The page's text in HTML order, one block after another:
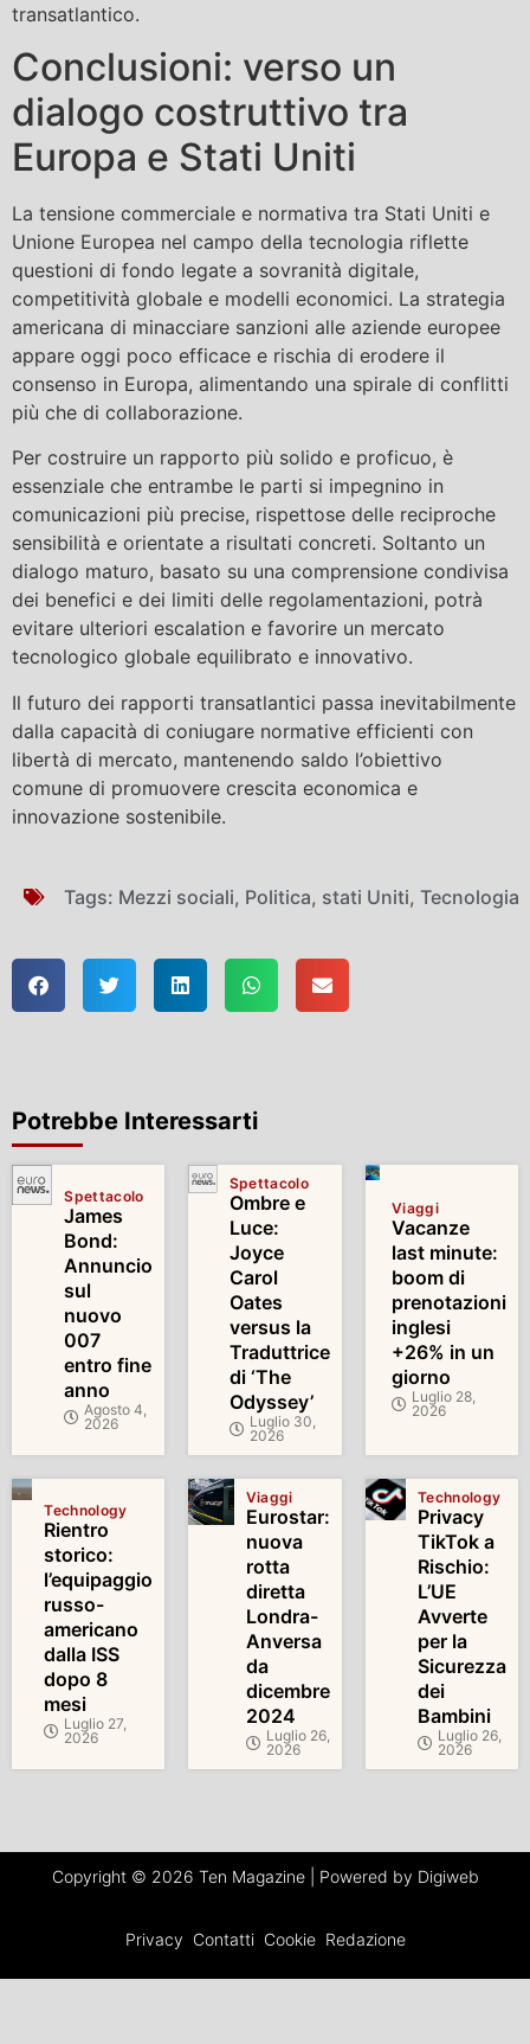
transatlantico.
Conclusioni: verso un
dialogo costruttivo tra
Europa e Stati Uniti
La tensione commerciale e normativa tra Stati Uniti e
Unione Europea nel campo della tecnologia riflette
questioni di fondo legate a sovranità digitale,
competitività globale e modelli economici. La strategia
americana di minacciare sanzioni alle aziende europee
appare oggi poco efficace e rischia di erodere il
consenso in Europa, alimentando una spirale di conflitti
più che di collaborazione.
Per costruire un rapporto più solido e proficuo, è
essenziale che entrambe le parti si impegnino in
comunicazioni più precise, rispettose delle reciproche
sensibilità e orientate a risultati concreti. Soltanto un
dialogo maturo, basato su una comprensione condivisa
dei benefici e dei limiti delle regolamentazioni, potrà
evitare ulteriori escalation e favorire un mercato
tecnologico globale equilibrato e innovativo.
Il futuro dei rapporti transatlantici passa inevitabilmente
dalla capacità di coniugare normative efficienti con
libertà di mercato, mantenendo saldo l’obiettivo
comune di promuovere crescita economica e
innovazione sostenibile.
Tags: Mezzi sociali, Politica, stati Uniti, Tecnologia
Potrebbe Interessarti
Spettacolo
James
Bond:
Annuncio
sul
nuovo
007
entro fine
anno
Agosto 4,
2026
Spettacolo
Ombre e
Luce:
Joyce
Carol
Oates
versus la
Traduttrice
di ‘The
Odyssey’
Luglio 30,
2026
Viaggi
Vacanze
last minute:
boom di
prenotazioni
inglesi
+26% in un
giorno
Luglio 28,
2026
Technology
Rientro
storico:
l’equipaggio
russo-
americano
dalla ISS
dopo 8
mesi
Luglio 27,
2026
Viaggi
Eurostar:
nuova
rotta
diretta
Londra-
Anversa
da
dicembre
2024
Luglio 26,
2026
Technology
Privacy
TikTok a
Rischio:
L’UE
Avverte
per la
Sicurezza
dei
Bambini
Luglio 26,
2026
Copyright © 2026 Ten Magazine | Powered by Digiweb
Privacy Contatti Cookie Redazione